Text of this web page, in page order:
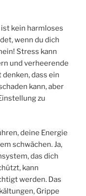
kein harmloses
wenn du dich
Stress kann
und verheerende
dass ein
kann, aber
zu
deine Energie
schwächen. Ja,
das dich
kann
werden. Das
Grippe